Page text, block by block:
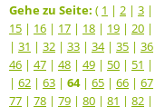
Gehe zu Seite: ( 1 | 2 | 3 |
15 | 16 | 17 | 18 | 19 | 20 |
| 31 | 32 | 33 | 34| 35 | 36
46 | 47 | 48 | 49 | 50 | 51 |
| 62 | 63 | 64| 65 | 66 | 67
77 | 78 | 79 | 80 | 81 | 82 |